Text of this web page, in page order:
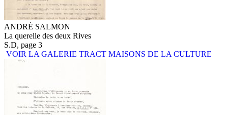
ANDRÉ SALMON
La querelle des deux Rives
S.D, page 3
VOIR LA GALERIE TRACT MAISONS DE LA CULTURE